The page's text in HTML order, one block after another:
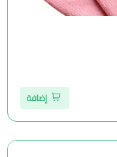
إضافة